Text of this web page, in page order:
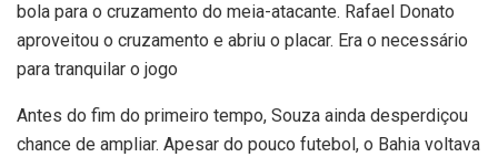
bola para o cruzamento do meia-atacante. Rafael Donato
aproveitou o cruzamento e abriu o placar. Era o necessário
para tranquilar o jogo
Antes do fim do primeiro tempo, Souza ainda desperdiçou
chance de ampliar. Apesar do pouco futebol, o Bahia voltava